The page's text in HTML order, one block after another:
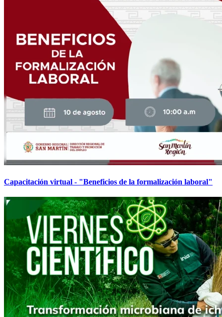
Capacitación virtual - "Beneficios de la formalización laboral"